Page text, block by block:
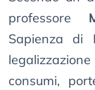
professore
Sapienza di
consumi,